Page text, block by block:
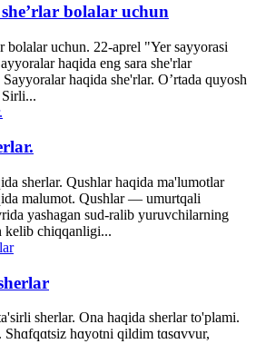
bolalar uchun
bolalar uchun. 22-aprel "Yer sayyorasi
haqida eng sara she'rlar
haqida she'rlar. O’rtada quyosh
sherlar. Qushlar haqida ma'lumotlar
malumot. Qushlar — umurtqali
yashagan sud-ralib yuruvchilarning
kelib chiqqanligi...
sherlar. Ona haqida sherlar to'plami.
Shɑfqɑtsiz hɑyotni qildim tɑsɑvvur,